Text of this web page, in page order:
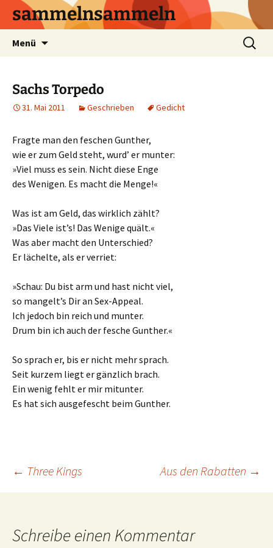
sammelnsammeln
Menü
Suchen
nach:
Sachs Torpedo
31. Mai 2011 Geschrieben Gedicht
Fragte man den feschen Gunther,
wie er zum Geld steht, wurd’ er munter:
»Viel muss es sein. Nicht diese Enge
des Wenigen. Es macht die Menge!«
Was ist am Geld, das wirklich zählt?
»Das Viele ist’s! Das Wenige quält.«
Was aber macht den Unterschied?
Er lächelte, als er verriet:
»Schau: Du bist arm und hast nicht viel,
so mangelt’s Dir an Sex-Appeal.
Ich jedoch bin reich und munter.
Drum bin ich auch der fesche Gunther.«
So sprach er, bis er nicht mehr sprach.
Seit kurzem liegt er gänzlich brach.
Ein wenig fehlt er mir mitunter.
Es hat sich ausgefescht beim Gunther.
Beitrags-
← Three Kings Aus den Rabatten →
Schreibe einen Kommentar